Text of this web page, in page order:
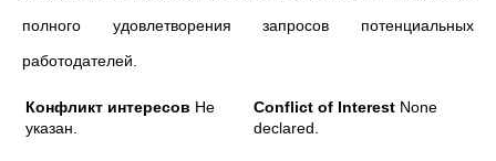
полного удовлетворения запросов потенциальных
работодателей.
Конфликт интересов Не
указан.
Conflict of Interest None
declared.